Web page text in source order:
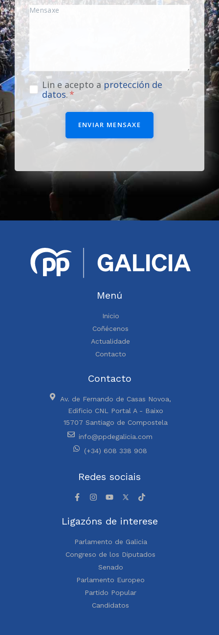
Lin e acepto a protección de
datos.
ENVIAR MENSAXE
Menú
Inicio
Coñécenos
Actualidade
Contacto
Contacto
Av. de Fernando de Casas Novoa,
Edificio CNL Portal A - Baixo
15707 Santiago de Compostela
info@ppdegalicia.com
(+34) 608 338 908
Redes sociais
Ligazóns de interese
Parlamento de Galicia
Congreso de los Diputados
Senado
Parlamento Europeo
Partido Popular
Candidatos